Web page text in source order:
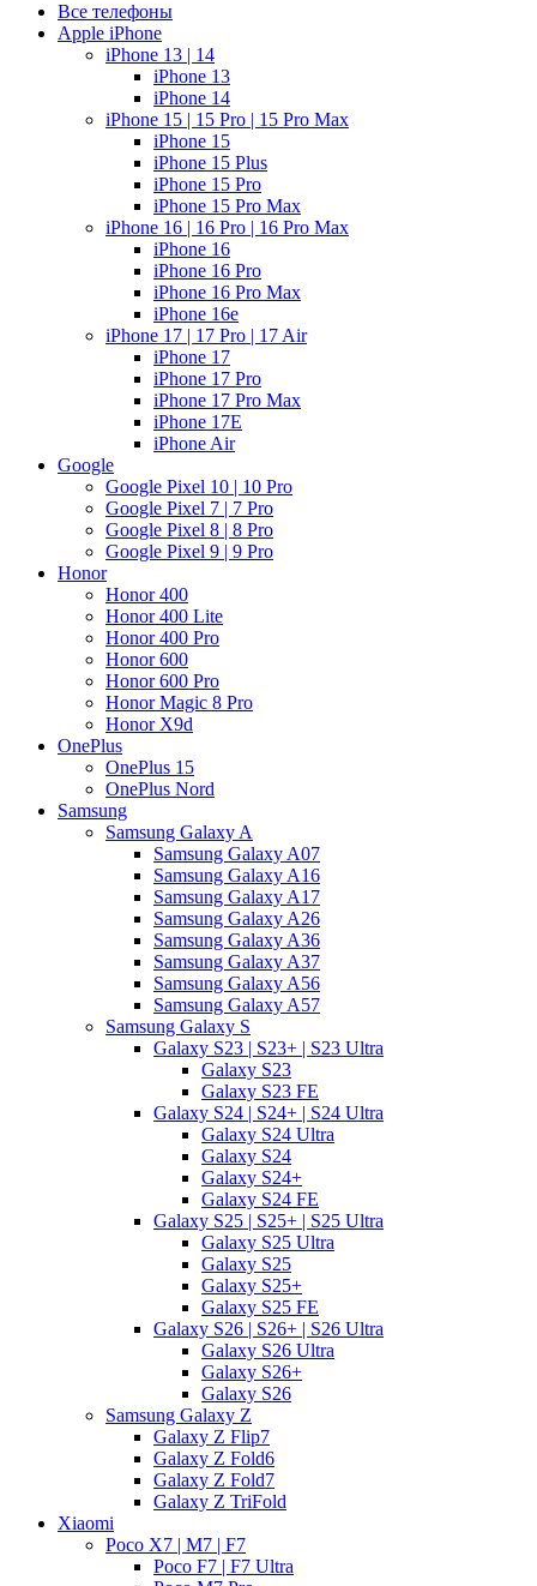
Все телефоны
Apple iPhone
iPhone 13 | 14
iPhone 13
iPhone 14
iPhone 15 | 15 Pro | 15 Pro Max
iPhone 15
iPhone 15 Plus
iPhone 15 Pro
iPhone 15 Pro Max
iPhone 16 | 16 Pro | 16 Pro Max
iPhone 16
iPhone 16 Pro
iPhone 16 Pro Max
iPhone 16e
iPhone 17 | 17 Pro | 17 Air
iPhone 17
iPhone 17 Pro
iPhone 17 Pro Max
iPhone 17E
iPhone Air
Google
Google Pixel 10 | 10 Pro
Google Pixel 7 | 7 Pro
Google Pixel 8 | 8 Pro
Google Pixel 9 | 9 Pro
Honor
Honor 400
Honor 400 Lite
Honor 400 Pro
Honor 600
Honor 600 Pro
Honor Magic 8 Pro
Honor X9d
OnePlus
OnePlus 15
OnePlus Nord
Samsung
Samsung Galaxy A
Samsung Galaxy A07
Samsung Galaxy A16
Samsung Galaxy A17
Samsung Galaxy A26
Samsung Galaxy A36
Samsung Galaxy A37
Samsung Galaxy A56
Samsung Galaxy A57
Samsung Galaxy S
Galaxy S23 | S23+ | S23 Ultra
Galaxy S23
Galaxy S23 FE
Galaxy S24 | S24+ | S24 Ultra
Galaxy S24 Ultra
Galaxy S24
Galaxy S24+
Galaxy S24 FE
Galaxy S25 | S25+ | S25 Ultra
Galaxy S25 Ultra
Galaxy S25
Galaxy S25+
Galaxy S25 FE
Galaxy S26 | S26+ | S26 Ultra
Galaxy S26 Ultra
Galaxy S26+
Galaxy S26
Samsung Galaxy Z
Galaxy Z Flip7
Galaxy Z Fold6
Galaxy Z Fold7
Galaxy Z TriFold
Xiaomi
Poco X7 | M7 | F7
Poco F7 | F7 Ultra